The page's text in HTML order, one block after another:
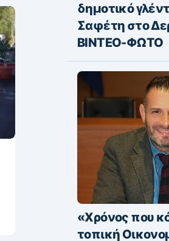
δημοτικό
Σαφέτη στο
ΒΙΝΤΕΟ-ΦΩΤΟ
«Χρόνος που
τοπική